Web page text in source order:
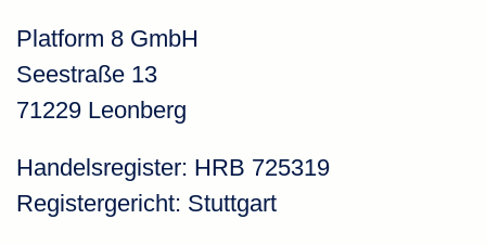
Platform 8 GmbH
Seestraße 13
71229 Leonberg
Handelsregister: HRB 725319
Registergericht: Stuttgart